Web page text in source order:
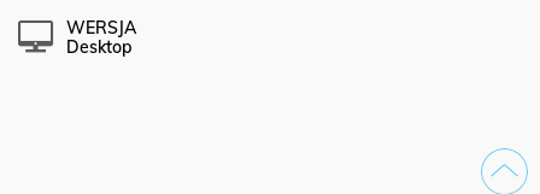
WERSJA
Desktop